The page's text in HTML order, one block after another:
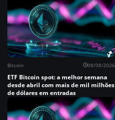
Bitcoin 08/08/2026
ETF Bitcoin spot: a melhor semana
desde abril com mais de mil milhões
de dólares em entradas